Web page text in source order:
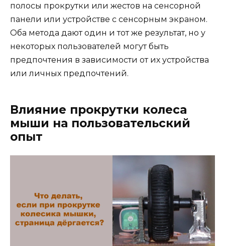
полосы прокрутки или жестов на сенсорной
панели или устройстве с сенсорным экраном.
Оба метода дают один и тот же результат, но у
некоторых пользователей могут быть
предпочтения в зависимости от их устройства
или личных предпочтений.
Влияние прокрутки колеса
мыши на пользовательский
опыт